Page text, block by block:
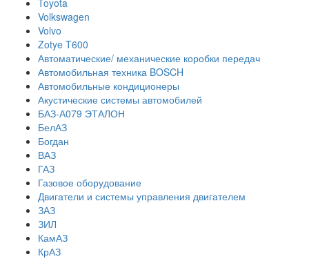
Toyota
Volkswagen
Volvo
Zotye T600
Автоматические/ механические коробки передач
Автомобильная техника BOSCH
Автомобильные кондиционеры
Акустические системы автомобилей
БАЗ-А079 ЭТАЛОН
БелАЗ
Богдан
ВАЗ
ГАЗ
Газовое оборудование
Двигатели и системы управления двигателем
ЗАЗ
ЗИЛ
КамАЗ
КрАЗ